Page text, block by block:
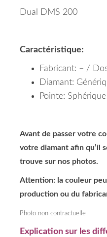
Dual DMS 200
Caractéristique:
Fabricant: – /
Diamant:
Pointe: Sphérique
Avant de passer votre
votre diamant afin qu’il
trouve sur nos photos.
Attention: la couleur
production ou du
Photo non contractuelle
Explication sur les